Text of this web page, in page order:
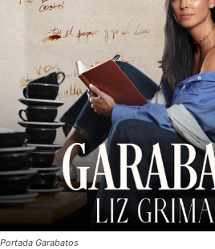
Portada Garabatos